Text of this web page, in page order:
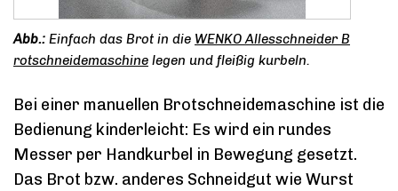
Einfach das Brot in die WENKO Allesschneider B
rotschneidemaschine legen und fleißig kurbeln.
Bei einer manuellen Brotschneidemaschine ist die
Bedienung kinderleicht: Es wird ein rundes
Messer per Handkurbel in Bewegung gesetzt.
Das Brot bzw. anderes Schneidgut wie Wurst